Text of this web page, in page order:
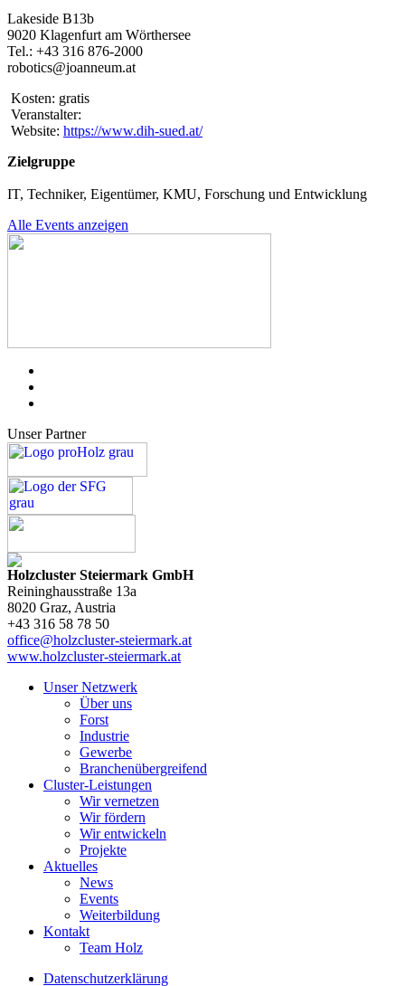
Lakeside B13b
9020 Klagenfurt am Wörthersee
Tel.: +43 316 876-2000
robotics@joanneum.at
Kosten: gratis
Veranstalter:
Website: https://www.dih-sued.at/
Zielgruppe
IT, Techniker, Eigentümer, KMU, Forschung und Entwicklung
Alle Events anzeigen
Unser Partner
Holzcluster Steiermark GmbH
Reininghausstraße 13a
8020 Graz, Austria
+43 316 58 78 50
office@holzcluster-steiermark.at
www.holzcluster-steiermark.at
Unser Netzwerk
Über uns
Forst
Industrie
Gewerbe
Branchenübergreifend
Cluster-Leistungen
Wir vernetzen
Wir fördern
Wir entwickeln
Projekte
Aktuelles
News
Events
Weiterbildung
Kontakt
Team Holz
Datenschutzerklärung